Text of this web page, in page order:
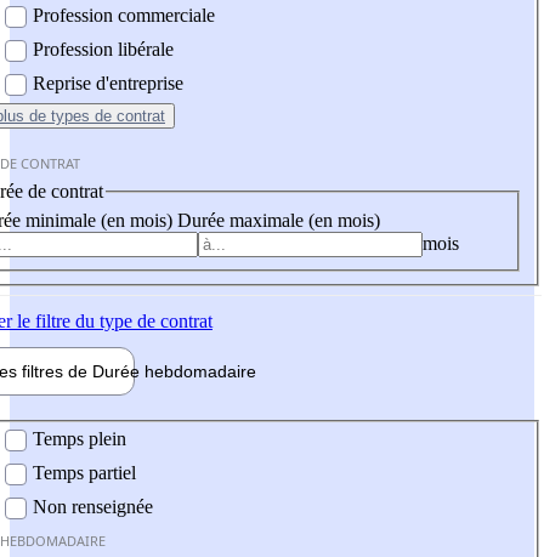
Profession commerciale
Profession libérale
Reprise d'entreprise
de types de contrat
CONTRAT
de contrat
minimale (en mois) Durée maximale (en mois)
mois
le filtre du type de contrat
filtres de Durée hebdomadaire
Temps plein
Temps partiel
Non renseignée